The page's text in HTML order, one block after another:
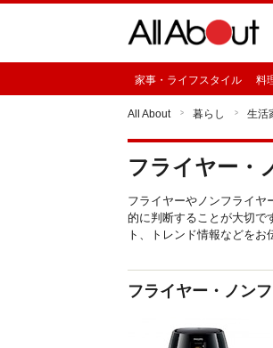
家事・ライフスタイル 料
All About 暮らし 生活
フライヤー・
フライヤーやノンフライヤ
的に判断することが大切で
ト、トレンド情報などをお
フライヤー・ノン